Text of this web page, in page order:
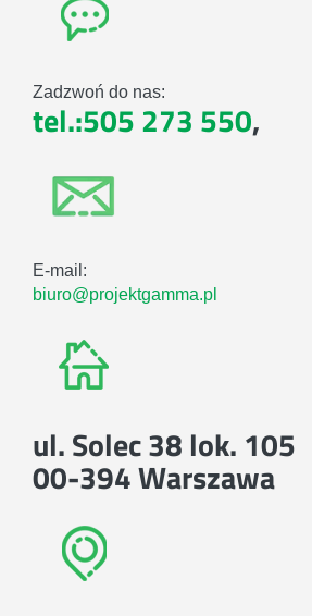
Zadzwoń do nas:
tel.:505 273 550,
E-mail:
biuro@projektgamma.pl
ul. Solec 38 lok. 105
00-394 Warszawa